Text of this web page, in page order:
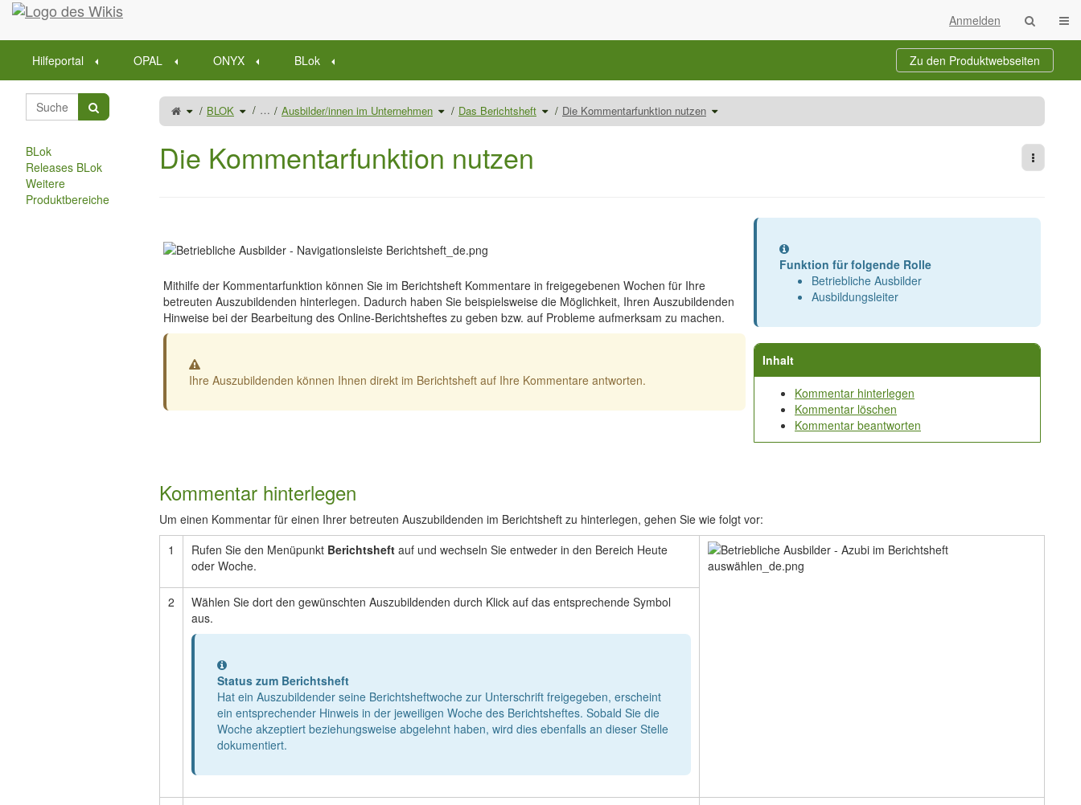
Startseite
Anmelden
Hilfeportal OPAL ONYX BLok Zu den Produktwebseiten
Schalte
denübergeordneten
Baum
von
nutzen
um.
BLOK Schalte
denVerzeichnisbaum
unter
BLOK
… Ausbilder/innen im Unternehmen Schalte
denVerzeichnisbaum
unter
Ausbilder/innen
Das Berichtsheft Schalte
denVerzeichnisbaum
unter
Das
Die Kommentarfunktion nutzen Schalte
den
unter
Die
Die Kommentarfunktion nutzen Weitere
Mithilfe der Kommentarfunktion können Sie im Berichtsheft Kommentare in freigegebenen Wochen für Ihre
betreuten Auszubildenden hinterlegen. Dadurch haben Sie beispielsweise die Möglichkeit, Ihren Auszubildenden
Hinweise bei der Bearbeitung des Online-Berichtsheftes zu geben bzw. auf Probleme aufmerksam zu machen.
Warnung
Ihre Auszubildenden können Ihnen direkt im Berichtsheft auf Ihre Kommentare antworten.
Information
Funktion für folgende Rolle
Betriebliche Ausbilder
Ausbildungsleiter
Inhalt
Kommentar hinterlegen
Kommentar löschen
Kommentar beantworten
Kommentar hinterlegen
Um einen Kommentar für einen Ihrer betreuten Auszubildenden im Berichtsheft zu hinterlegen, gehen Sie wie folgt vor:
1
Rufen Sie den Menüpunkt Berichtsheftauf und wechseln Sie entweder in den Bereich Heute
oder Woche.
2
Wählen Sie dort den gewünschten Auszubildenden durch Klick auf das entsprechende Symbol
aus.
Information
Status zum Berichtsheft
Hat ein Auszubildender seine Berichtsheftwoche zur Unterschrift freigegeben, erscheint
ein entsprechender Hinweis in der jeweiligen Woche des Berichtsheftes. Sobald Sie die
Woche akzeptiert beziehungsweise abgelehnt haben, wird dies ebenfalls an dieser Stelle
dokumentiert.
BLok
Releases BLok
Weitere
Produktbereiche